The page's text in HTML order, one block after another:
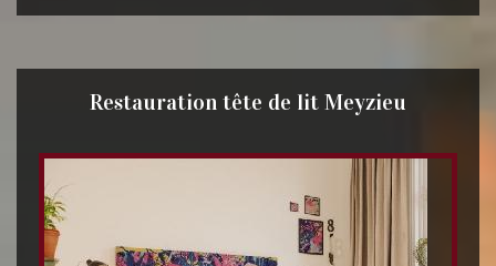
Restauration tête de lit Meyzieu